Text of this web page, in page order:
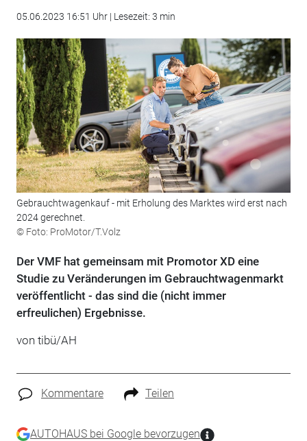
05.06.2023 16:51 Uhr | Lesezeit: 3 min
Gebrauchtwagenkauf - mit Erholung des Marktes wird erst nach
2024 gerechnet.
© Foto: ProMotor/T.Volz
Der VMF hat gemeinsam mit Promotor XD eine
Studie zu Veränderungen im Gebrauchtwagenmarkt
veröffentlicht - das sind die (nicht immer
erfreulichen) Ergebnisse.
von tibü/AH
Kommentare Teilen
AUTOHAUS bei Google bevorzugen